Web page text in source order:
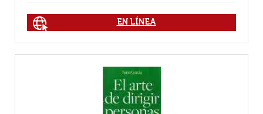
EN LÍNEA